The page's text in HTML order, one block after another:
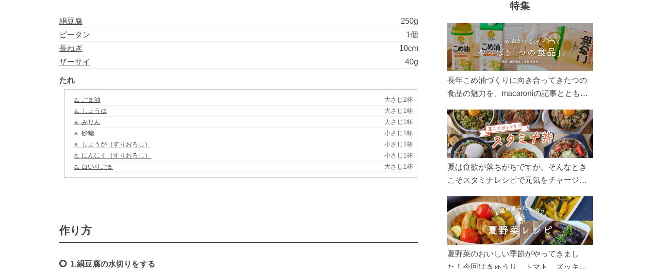
絹豆腐
250g
ピータン
1個
長ねぎ
10cm
ザーサイ
40g
たれ
a. ごま油
大さじ2杯
a. しょうゆ
大さじ1杯
a. みりん
大さじ1杯
a. 砂糖
小さじ1杯
a. しょうが（すりおろし）
小さじ1杯
a. にんにく（すりおろし）
小さじ1杯
a. 白いりごま
大さじ1杯
作り方
1.絹豆腐の水切りをする
特集
長年こめ油づくりに向き合ってきたつの
食品の魅力を、macaroniの記事とともに
ん、製造現場や品質へのこだわりまで。
こめ油をもっと好きになるコンテンツを
ぜひお楽しみください。
夏は食欲が落ちがちですが、そんなとき
こそスタミナレシピで元気をチャージ！
リ食べて、夏バテを吹き飛ばしましょ
う！
夏野菜のおいしい季節がやってきまし
た！今回はきゅうり、トマト、ズッキー